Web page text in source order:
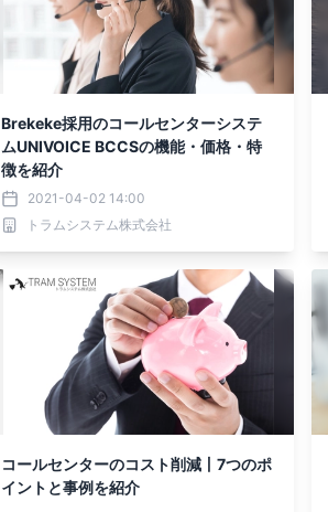
Brekeke採用のコールセンターシステ
ムUNIVOICE BCCSの機能・価格・特
徴を紹介
2021-04-02 14:00
トラムシステム株式会社
コールセンターのコスト削減丨7つのポ
イントと事例を紹介